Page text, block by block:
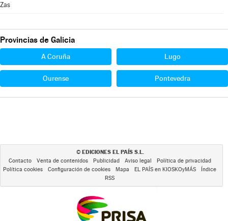
Zas
Provincias de Galicia
A Coruña Lugo
Ourense Pontevedra
© EDICIONES EL PAÍS S.L.
Contacto Venta de contenidos Publicidad Aviso legal
Política de privacidad
Política cookies
Configuración de cookies Mapa EL PAÍS en KIOSKOyMÁS
Índice
RSS